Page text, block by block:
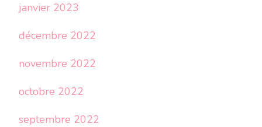
janvier 2023
décembre 2022
novembre 2022
octobre 2022
septembre 2022